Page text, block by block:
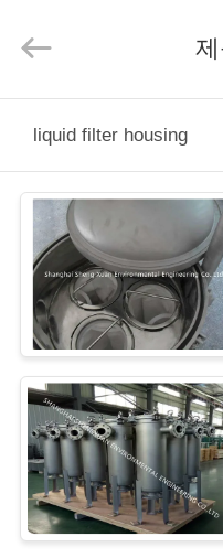
제
리
에
대
하
여
Engineering
Co.,LTD.
liquid filter housing